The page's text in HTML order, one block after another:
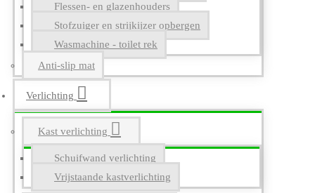
Flessen- en glazenhouders
Stofzuiger en strijkijzer opbergen
Wasmachine - toilet rek
Anti-slip mat
Verlichting
Kast verlichting
Schuifwand verlichting
Vrijstaande kastverlichting